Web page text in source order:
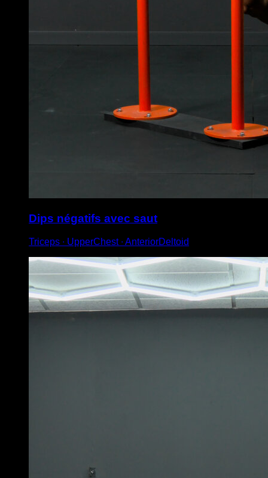
Dips négatifs avec saut
Triceps ∙ UpperChest ∙ AnteriorDeltoid